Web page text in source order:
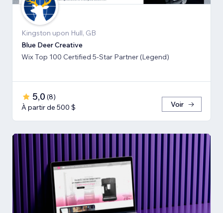
Kingston upon Hull, GB
Blue Deer Creative
Wix Top 100 Certified 5-Star Partner (Legend)
5,0 (8)
À partir de 500 $
Voir